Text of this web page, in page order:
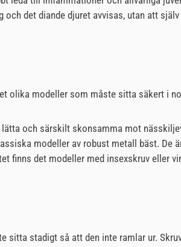
det diande djuret avvisas, utan att
olika modeller som måste sitta säkert i
och särskilt skonsamma mot
modeller av robust metall bäst. De
finns det modeller med insexskruv eller
sitta stadigt så att den inte ramlar ur.